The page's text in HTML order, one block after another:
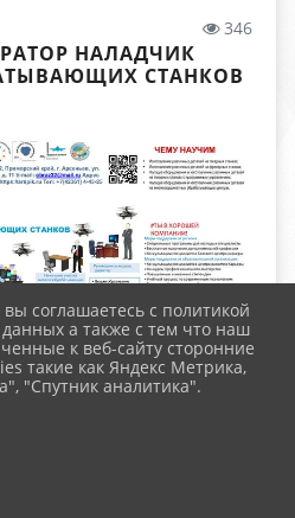
346
НАЛАДЧИК
СТАНКОВ
соглашаетесь с политикой
а также с тем что наш
к веб-сайту сторонние
такие как Яндекс Метрика,
"Спутник аналитика".